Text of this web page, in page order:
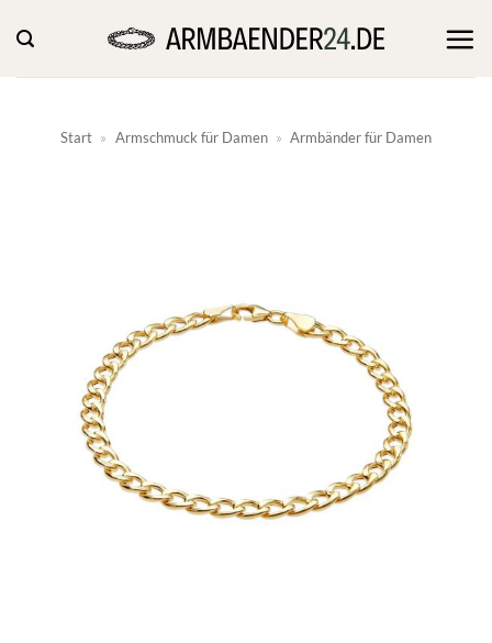
Inhalt
springen
Start » Armschmuck für Damen » Armbänder für Damen